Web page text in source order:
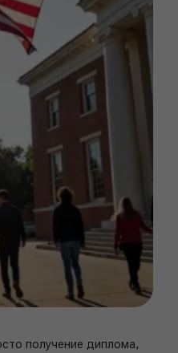
получение диплома,